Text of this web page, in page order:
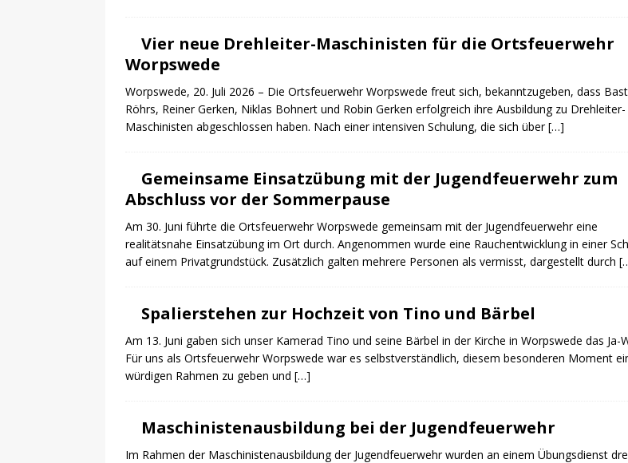
Vier neue Drehleiter-Maschinisten für die Ortsfeuerwehr
Worpswede
Worpswede, 20. Juli 2026 – Die Ortsfeuerwehr Worpswede freut sich, bekanntzugeben, dass
Röhrs, Reiner Gerken, Niklas Bohnert und Robin Gerken erfolgreich ihre Ausbildung zu Drehleiter-
Maschinisten abgeschlossen haben. Nach einer intensiven Schulung, die sich über[…]
Gemeinsame Einsatzübung mit der Jugendfeuerwehr zum
Abschluss vor der Sommerpause
Am 30. Juni führte die Ortsfeuerwehr Worpswede gemeinsam mit der Jugendfeuerwehr eine
realitätsnahe Einsatzübung im Ort durch. Angenommen wurde eine Rauchentwicklung in einer
auf einem Privatgrundstück. Zusätzlich galten mehrere Personen als vermisst, dargestellt durch
Spalierstehen zur Hochzeit von Tino und Bärbel
Am 13. Juni gaben sich unser Kamerad Tino und seine Bärbel in der Kirche in Worpswede das Ja-
Für uns als Ortsfeuerwehr Worpswede war es selbstverständlich, diesem besonderen Moment
würdigen Rahmen zu geben und […]
Maschinistenausbildung bei der Jugendfeuerwehr
Im Rahmen der Maschinistenausbildung der Jugendfeuerwehr wurden an einem Übungsdienst